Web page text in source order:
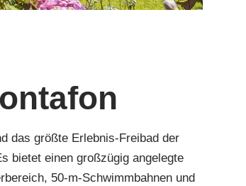
das größte Erlebnis-Freibad der
bietet einen großzügig angelegte
50-m-Schwimmbahnen und